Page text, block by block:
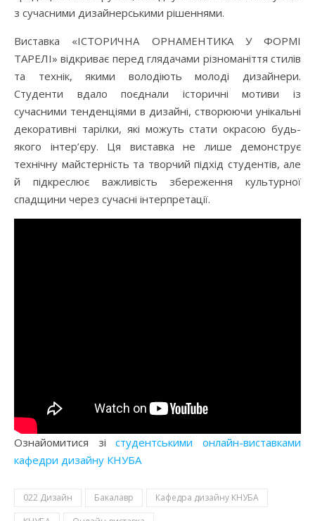
з сучасними дизайнерськими рішеннями.
Виставка «ІСТОРИЧНА ОРНАМЕНТИКА У ФОРМІ
ТАРЕЛІ» відкриває перед глядачами різноманіття стилів
та технік, якими володіють молоді дизайнери.
Студенти вдало поєднали історичні мотиви із
сучасними тенденціями в дизайні, створюючи унікальні
декоративні тарілки, які можуть стати окрасою будь-
якого інтер’єру. Ця виставка не лише демонструє
технічну майстерність та творчий підхід студентів, але
й підкреслює важливість збереження культурної
спадщини через сучасні інтерпретації.
Ознайомитися зістудентськими онлайн-виставками
кафедри дизайну КНУБА
022 Дизайн Бакалавр
Кафедра дизайну КНУБА